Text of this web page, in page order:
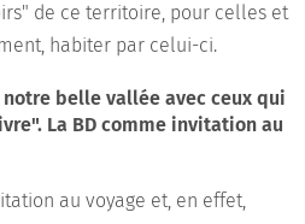
de ce territoire, pour celles et
habiter par celui-ci.
belle vallée avec ceux qui
La BD comme invitation au
au voyage et, en effet,